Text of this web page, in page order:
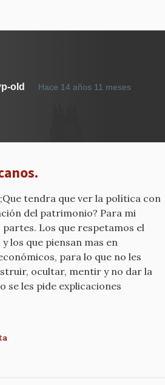
old Hace 14 años 11 meses
por
tendra que ver la política con
del patrimonio? Para mi
partes. Los que respetamos el
los que piensan mas en
para lo que no les
ocultar, mentir y no dar la
se les pide explicaciones